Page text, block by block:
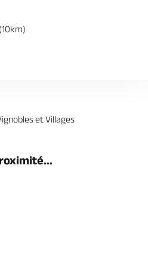
et Villages